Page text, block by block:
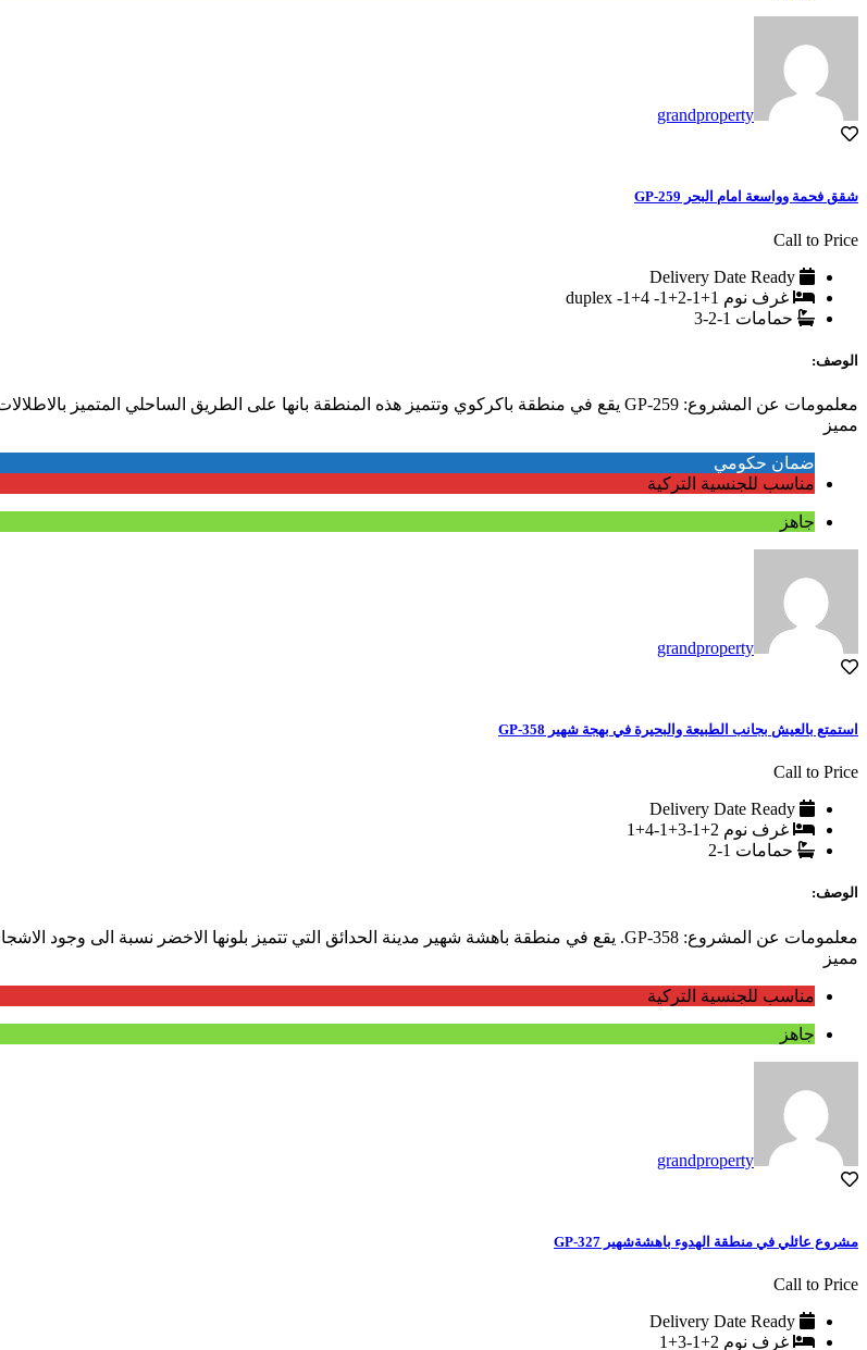
grandproperty
شقق فحمة وواسعة امام البحر GP-259
Call to Price
Delivery Date Ready
غرف نوم 1+1-2+1- 4+1- duplex
حمامات 1-2-3
الوصف:
معلمومات عن المشروع: GP-259 يقع في منطقة باكركوي وتتميز هذه المنطقة بانها على الطريق الساحلي المتميز بالاطلالات الساحرة على بحر مرمرة و على مضيق البوسفور و القريبة من المناطق التاريخية...
مميز
ضمان حكومي
مناسب للجنسية التركية
جاهز
grandproperty
استمتع بالعيش بجانب الطبيعة والبحيرة في بهجة شهير GP-358
Call to Price
Delivery Date Ready
غرف نوم 2+1-3+1-4+1
حمامات 1-2
الوصف:
معلمومات عن المشروع: GP-358. يقع في منطقة باهشة شهير مدينة الحدائق التي تتميز بلونها الاخضر نسبة الى وجود الاشجار الكثيرة والبحيرات الطبيعية و الاصطناعية وهو بضمان حكومي, ويتألف من 29...
مميز
مناسب للجنسية التركية
جاهز
grandproperty
مشروع عائلي في منطقة الهدوء باهشةشهير GP-327
Call to Price
Delivery Date Ready
غرف نوم 2+1-3+1